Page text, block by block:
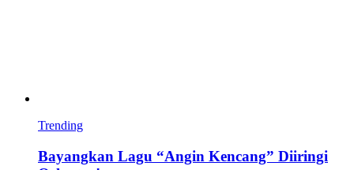
Trending
Bayangkan Lagu “Angin Kencang” Diiringi